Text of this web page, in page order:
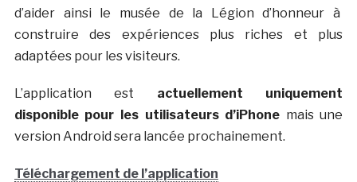
d’aider ainsi le musée de la Légion d’honneur à
construire des expériences plus riches et plus
adaptées pour les visiteurs.
L’application est actuellement uniquement
disponible pour les utilisateurs d’iPhone mais une
version Android sera lancée prochainement.
Téléchargement de l’application